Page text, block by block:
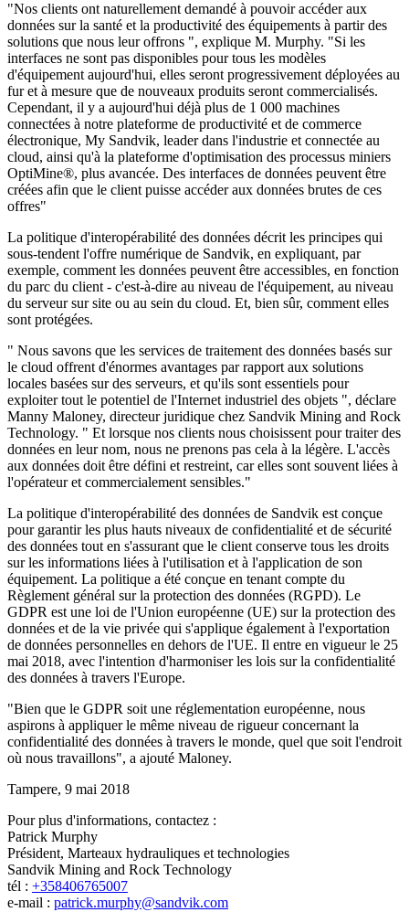
"Nos clients ont naturellement demandé à pouvoir accéder aux
données sur la santé et la productivité des équipements à partir des
solutions que nous leur offrons ", explique M. Murphy. "Si les
interfaces ne sont pas disponibles pour tous les modèles
d'équipement aujourd'hui, elles seront progressivement déployées au
fur et à mesure que de nouveaux produits seront commercialisés.
Cependant, il y a aujourd'hui déjà plus de 1 000 machines
connectées à notre plateforme de productivité et de commerce
électronique, My Sandvik, leader dans l'industrie et connectée au
cloud, ainsi qu'à la plateforme d'optimisation des processus miniers
OptiMine®, plus avancée. Des interfaces de données peuvent être
créées afin que le client puisse accéder aux données brutes de ces
offres"
La politique d'interopérabilité des données décrit les principes qui
sous-tendent l'offre numérique de Sandvik, en expliquant, par
exemple, comment les données peuvent être accessibles, en fonction
du parc du client - c'est-à-dire au niveau de l'équipement, au niveau
du serveur sur site ou au sein du cloud. Et, bien sûr, comment elles
sont protégées.
" Nous savons que les services de traitement des données basés sur
le cloud offrent d'énormes avantages par rapport aux solutions
locales basées sur des serveurs, et qu'ils sont essentiels pour
exploiter tout le potentiel de l'Internet industriel des objets ", déclare
Manny Maloney, directeur juridique chez Sandvik Mining and Rock
Technology. " Et lorsque nos clients nous choisissent pour traiter des
données en leur nom, nous ne prenons pas cela à la légère. L'accès
aux données doit être défini et restreint, car elles sont souvent liées à
l'opérateur et commercialement sensibles."
La politique d'interopérabilité des données de Sandvik est conçue
pour garantir les plus hauts niveaux de confidentialité et de sécurité
des données tout en s'assurant que le client conserve tous les droits
sur les informations liées à l'utilisation et à l'application de son
équipement. La politique a été conçue en tenant compte du
Règlement général sur la protection des données (RGPD). Le
GDPR est une loi de l'Union européenne (UE) sur la protection des
données et de la vie privée qui s'applique également à l'exportation
de données personnelles en dehors de l'UE. Il entre en vigueur le 25
mai 2018, avec l'intention d'harmoniser les lois sur la confidentialité
des données à travers l'Europe.
"Bien que le GDPR soit une réglementation européenne, nous
aspirons à appliquer le même niveau de rigueur concernant la
confidentialité des données à travers le monde, quel que soit l'endroit
où nous travaillons", a ajouté Maloney.
Tampere, 9 mai 2018
Pour plus d'informations, contactez :
Patrick Murphy
Président, Marteaux hydrauliques et technologies
Sandvik Mining and Rock Technology
tél : +358406765007
e-mail : patrick.murphy@sandvik.com